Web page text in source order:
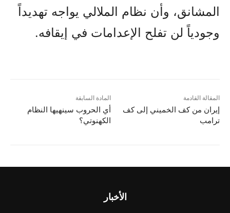
المشانق، وأن نظام الملالي يواجه تهديداً
وجودياً لن تفلح الإعدامات في إيقافه.
المادة السابقة
أي الحروب سينهيها النظام
الکهنوتي؟
المقالة القادمة
إيران من كف الخميني إلى كف
ترامب
الأخبار